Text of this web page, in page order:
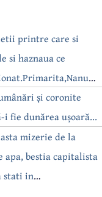
printre care si
si haznaua ce
pe Izabel Mitrea
și coronite
fie dunărea ușoară...
mizerie de la
apa, bestia capitalista
stati in